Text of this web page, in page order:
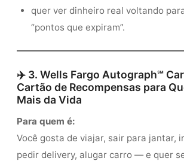
quer ver dinheiro real voltando
“pontos que expiram”.
✈️ 3. Wells Fargo Autograph℠
Cartão de Recompensas para
Mais da Vida
Para quem é:
Você gosta de viajar, sair para jantar,
pedir delivery, alugar carro — e quer